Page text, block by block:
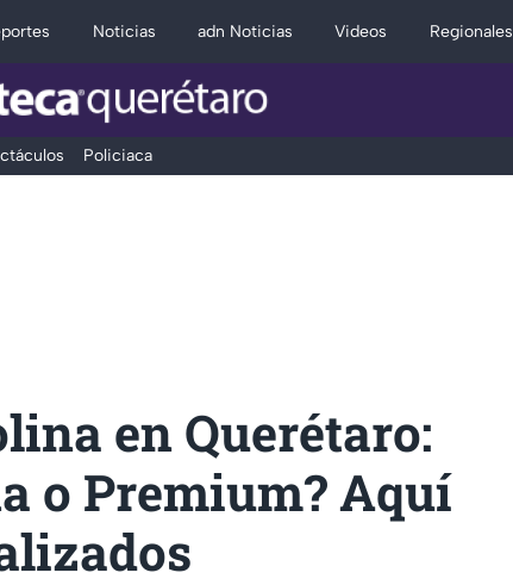
Noticias adn Noticias Videos Regionales
Policiaca
en Querétaro:
o Premium? Aquí